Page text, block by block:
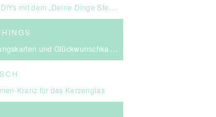
Dinge Stempel – School Edition“ #BackToSchool + Gewinnspiel
und Glückwunschkarten von Send a Smile
Kranz für das Kerzenglas